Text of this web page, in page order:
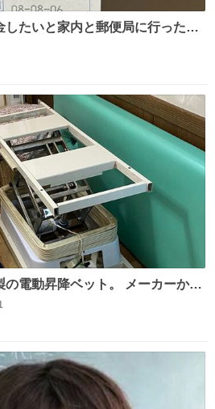
たいと家内と郵便局に行ったみ
う選択肢もあったと思うけど、
に立てて欲しい、みんなも元気
した。
降ベット。 メーカーから
歳の父が治しま
ている横で、